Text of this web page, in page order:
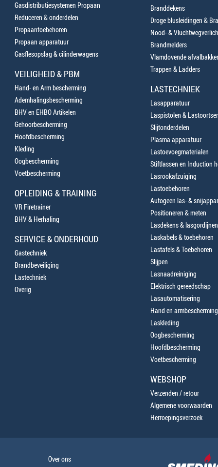
Gasdistributiesystemen Propaan
Reduceren & onderdelen
Propaantoebehoren
Propaan apparatuur
Gasflesopslag & cilinderwagens
VEILIGHEID & PBM
Hand- en Arm bescherming
Ademhalingsbescherming
BHV en EHBO Artikelen
Gehoorbescherming
Hoofdbescherming
Kleding
Oogbescherming
Voetbescherming
OPLEIDING & TRAINING
VR Firetrainer
BHV & Herhaling
SERVICE & ONDERHOUD
Gastechniek
Brandbeveiliging
Lastechniek
Overig
Branddekens
Droge blusleidingen &
Nood- &
Brandmelders
Vlamdovende
Trappen & Ladders
LASTECHNIEK
Lasapparatuur
Laspistolen &
Slijtonderdelen
Plasma apparatuur
Lastoevoegmaterialen
Stiftlassen en Induction
Lasrookafzuiging
Lastoebehoren
Autogeen las- &
Positioneren & meten
Lasdekens & lasgordijnen
Laskabels & toebehoren
Lastafels & Toebehoren
Slijpen
Lasnaadreiniging
Elektrisch gereedschap
Lasautomatisering
Hand en armbescherming
Laskleding
Oogbescherming
Hoofdbescherming
Voetbescherming
WEBSHOP
Verzenden / retour
Algemene voorwaarden
Herroepingsverzoek
Over ons